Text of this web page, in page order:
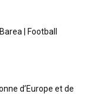
| Football
d’Europe et de